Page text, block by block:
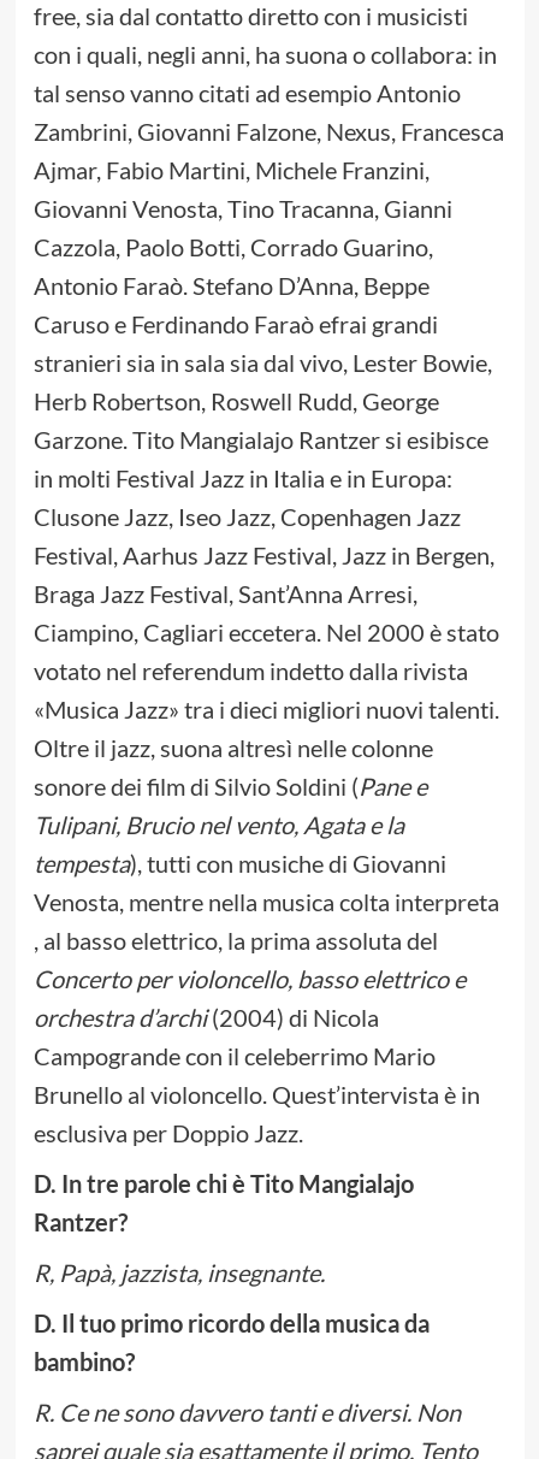
free, sia dal contatto diretto con i musicisti
con i quali, negli anni, ha suona o collabora: in
tal senso vanno citati ad esempio Antonio
Zambrini, Giovanni Falzone, Nexus, Francesca
Ajmar, Fabio Martini, Michele Franzini,
Giovanni Venosta, Tino Tracanna, Gianni
Cazzola, Paolo Botti, Corrado Guarino,
Antonio Faraò. Stefano D’Anna, Beppe
Caruso e Ferdinando Faraò efrai grandi
stranieri sia in sala sia dal vivo, Lester Bowie,
Herb Robertson, Roswell Rudd, George
Garzone. Tito Mangialajo Rantzer si esibisce
in molti Festival Jazz in Italia e in Europa:
Clusone Jazz, Iseo Jazz, Copenhagen Jazz
Festival, Aarhus Jazz Festival, Jazz in Bergen,
Braga Jazz Festival, Sant’Anna Arresi,
Ciampino, Cagliari eccetera. Nel 2000 è stato
votato nel referendum indetto dalla rivista
«Musica Jazz» tra i dieci migliori nuovi talenti.
Oltre il jazz, suona altresì nelle colonne
sonore dei film di Silvio Soldini (Pane e
Tulipani, Brucio nel vento, Agata e la
tempesta), tutti con musiche di Giovanni
Venosta, mentre nella musica colta interpreta
, al basso elettrico, la prima assoluta del
Concerto per violoncello, basso elettrico e
orchestra d’archi(2004) di Nicola
Campogrande con il celeberrimo Mario
Brunello al violoncello. Quest’intervista è in
esclusiva per Doppio Jazz.
D. In tre parole chi è Tito Mangialajo
Rantzer?
R, Papà, jazzista, insegnante.
D. Il tuo primo ricordo della musica da
bambino?
R. Ce ne sono davvero tanti e diversi. Non
saprei quale sia esattamente il primo. Tento